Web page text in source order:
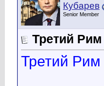
Кубарев
Senior Member
Третий Рим
Третий Рим